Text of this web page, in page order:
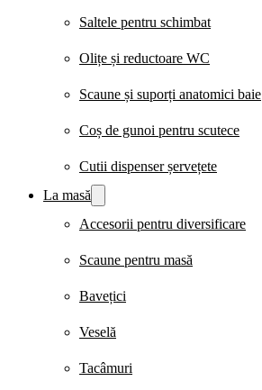
Saltele pentru schimbat
Olițe și reductoare WC
Scaune și suporți anatomici baie
Coș de gunoi pentru scutece
Cutii dispenser șervețete
La masă
Accesorii pentru diversificare
Scaune pentru masă
Bavețici
Veselă
Tacâmuri